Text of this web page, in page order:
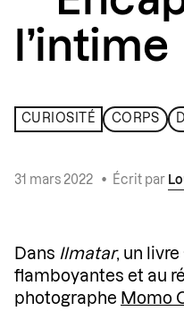
l’intime
CURIOSITÉ CORPS
31 mars 2022 • Écrit par
Dans Ilmatar, un
flamboyantes et au
photographe Momo